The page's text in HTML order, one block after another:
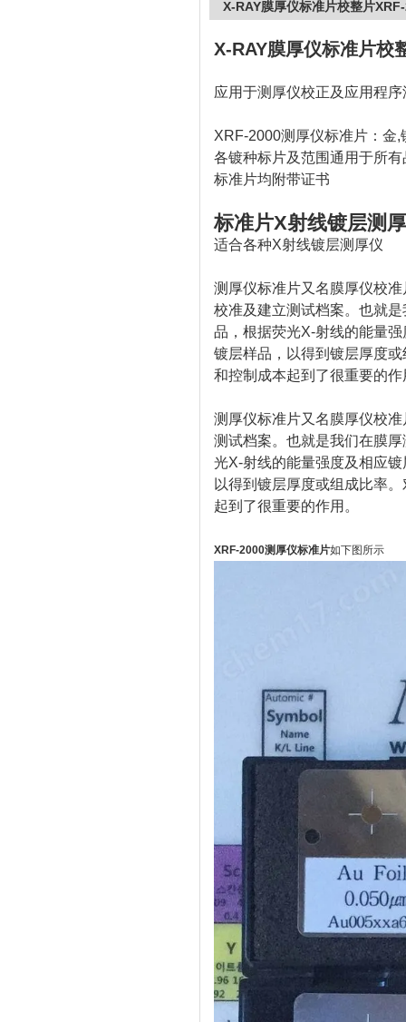
X-RAY膜厚仪标准片校整片
X-RAY膜厚仪标准片校
应用于测厚仪校正及应用程序
XRF-2000测厚仪标准片：金
各镀种标片及范围通用于所
标准片均附带证书
标准片X射线镀层测
适合各种X射线镀层测厚仪
测厚仪标准片又名膜厚仪校
校准及建立测试档案。也就
品，根据荧光X-射线的能量
镀层样品，以得到镀层厚度
和控制成本起到了很重要的作
测厚仪标准片又名膜厚仪校
测试档案。也就是我们在膜
光X-射线的能量强度及相应
以得到镀层厚度或组成比率
起到了很重要的作用。
XRF-2000测厚仪标准片如下图所示